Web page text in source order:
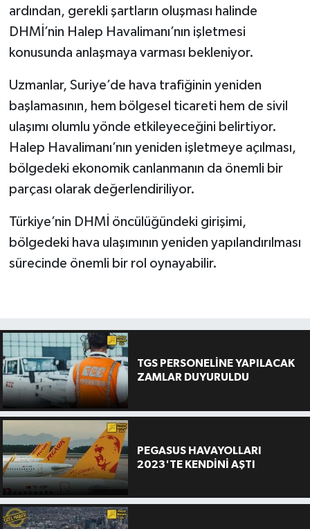
ardından, gerekli şartların oluşması halinde
DHMİ’nin Halep Havalimanı’nın işletmesi
konusunda anlaşmaya varması bekleniyor.
Uzmanlar, Suriye’de hava trafiğinin yeniden
başlamasının, hem bölgesel ticareti hem de sivil
ulaşımı olumlu yönde etkileyeceğini belirtiyor.
Halep Havalimanı’nın yeniden işletmeye açılması,
bölgedeki ekonomik canlanmanın da önemli bir
parçası olarak değerlendiriliyor.
Türkiye’nin DHMİ öncülüğündeki girişimi,
bölgedeki hava ulaşımının yeniden yapılandırılması
sürecinde önemli bir rol oynayabilir.
TGS PERSONELİNE YAPILACAK
ZAMLAR DUYURULDU
PEGASUS HAVAYOLLARI
2023'TE KENDİNİ AŞTI